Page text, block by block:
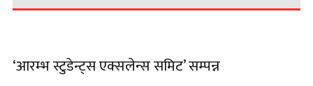
‘आरम्भ स्टुडेन्ट्स एक्सलेन्स समिट’ सम्पन्न